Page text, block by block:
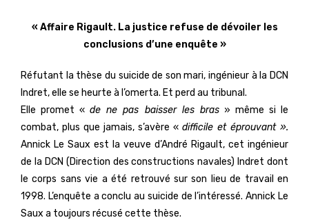
« Affaire Rigault. La justice refuse de dévoiler les
conclusions d’une enquête »
Réfutant la thèse du suicide de son mari, ingénieur à la DCN
Indret, elle se heurte à l’omerta. Et perd au tribunal.
Elle promet «de ne pas baisser les bras» même si le
combat, plus que jamais, s’avère « difficile et éprouvant ».
Annick Le Saux est la veuve d’André Rigault, cet ingénieur
de la DCN (Direction des constructions navales) Indret dont
le corps sans vie a été retrouvé sur son lieu de travail en
1998. L’enquête a conclu au suicide de l’intéressé. Annick Le
Saux a toujours récusé cette thèse.